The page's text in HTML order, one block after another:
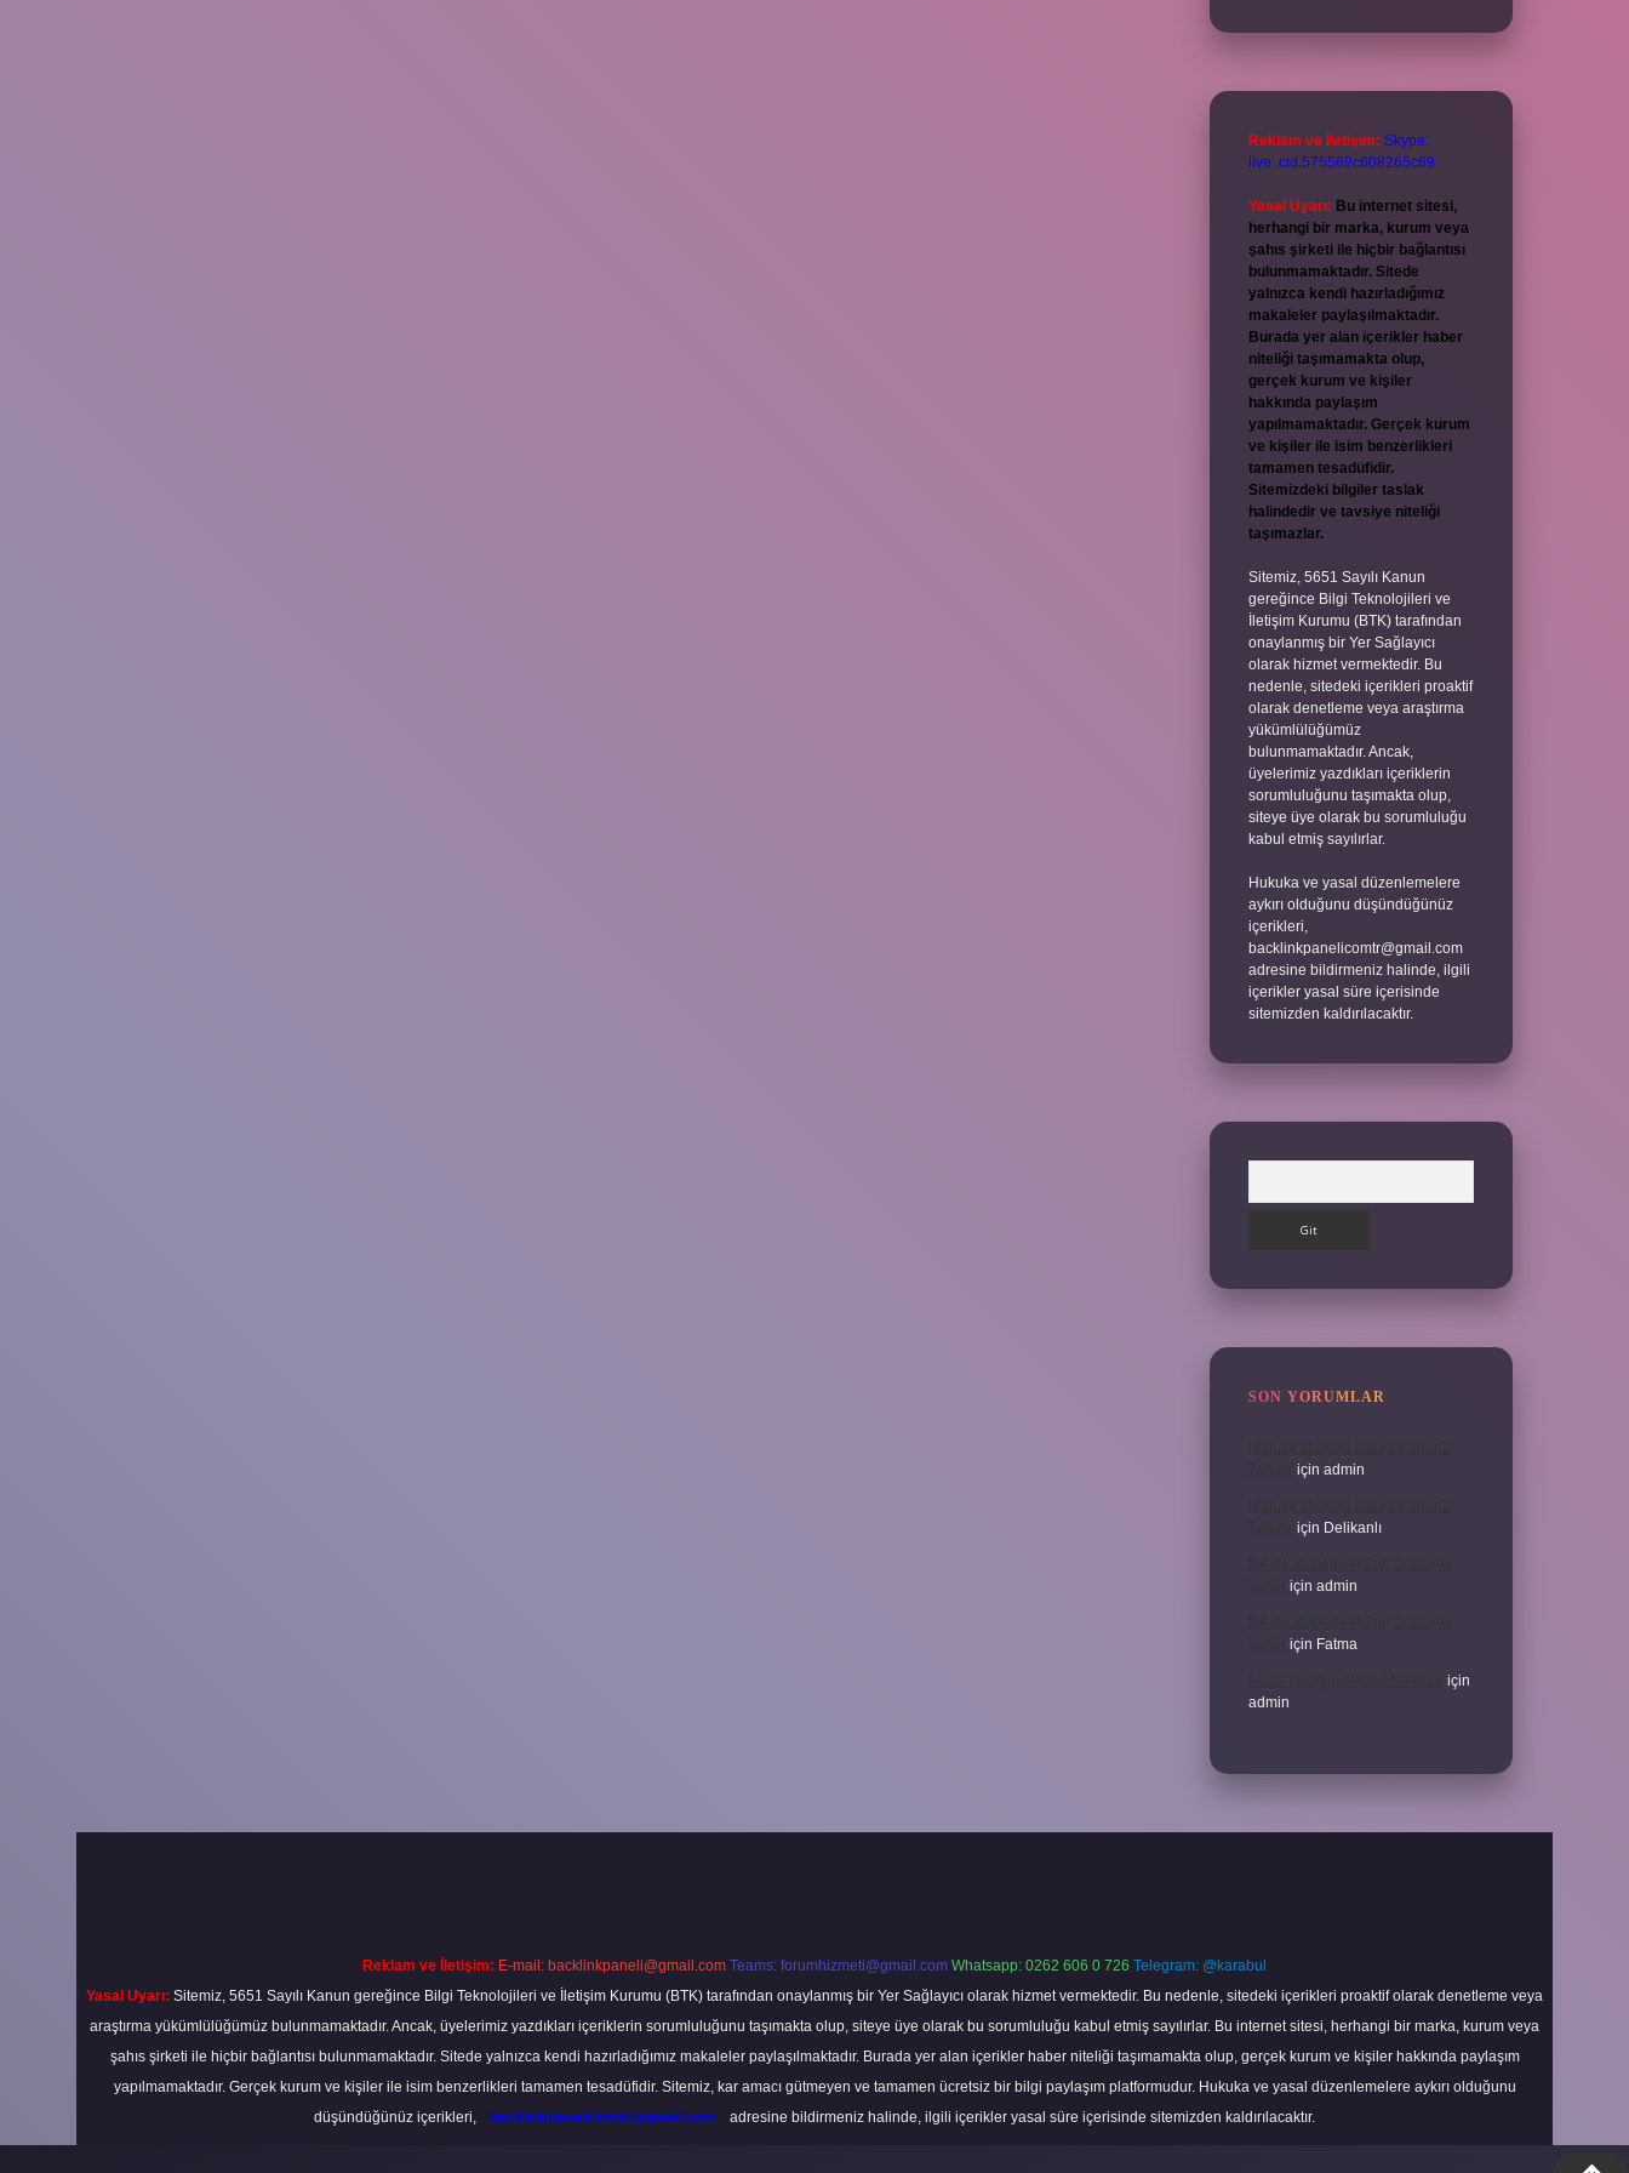
Reklam ve İletişim: Skype:
live:.cid.575569c608265c69
Yasal Uyarı: Bu internet sitesi,
herhangi bir marka, kurum veya
şahıs şirketi ile hiçbir bağlantısı
bulunmamaktadır. Sitede
yalnızca kendi hazırladığımız
makaleler paylaşılmaktadır.
Burada yer alan içerikler haber
niteliği taşımamakta olup,
gerçek kurum ve kişiler
hakkında paylaşım
yapılmamaktadır. Gerçek kurum
ve kişiler ile isim benzerlikleri
tamamen tesadüfidir.
Sitemizdeki bilgiler taslak
halindedir ve tavsiye niteliği
taşımazlar.
Sitemiz, 5651 Sayılı Kanun
gereğince Bilgi Teknolojileri ve
İletişim Kurumu (BTK) tarafından
onaylanmış bir Yer Sağlayıcı
olarak hizmet vermektedir. Bu
nedenle, sitedeki içerikleri proaktif
olarak denetleme veya araştırma
yükümlülüğümüz
bulunmamaktadır. Ancak,
üyelerimiz yazdıkları içeriklerin
sorumluluğunu taşımakta olup,
siteye üye olarak bu sorumluluğu
kabul etmiş sayılırlar.
Hukuka ve yasal düzenlemelere
aykırı olduğunu düşündüğünüz
içerikleri,
backlinkpanelicomtr@gmail.com
adresine bildirmeniz halinde, ilgili
içerikler yasal süre içerisinde
sitemizden kaldırılacaktır.
SON YORUMLAR
Tabidir
için admin
Tabidir
için Delikanlı
5 Aylık Bebeğe Hangi Sebzeler
Verilir
için admin
5 Aylık Bebeğe Hangi Sebzeler
Verilir için Fatma
Motor Gelişim Ilkeleri Nelerdir
için
admin
Reklam ve İletişim: E-mail: backlinkpaneli@gmail.com Teams: forumhizmeti@gmail.com Whatsapp: 0262 606 0 726 Telegram: @karabul
Yasal Uyarı: Sitemiz, 5651 Sayılı Kanun gereğince Bilgi Teknolojileri ve İletişim Kurumu (BTK) tarafından onaylanmış bir Yer Sağlayıcı olarak hizmet vermektedir. Bu nedenle, sitedeki içerikleri proaktif olarak denetleme veya
araştırma yükümlülüğümüz bulunmamaktadır. Ancak, üyelerimiz yazdıkları içeriklerin sorumluluğunu taşımakta olup, siteye üye olarak bu sorumluluğu kabul etmiş sayılırlar. Bu internet sitesi, herhangi bir marka, kurum veya
şahıs şirketi ile hiçbir bağlantısı bulunmamaktadır. Sitede yalnızca kendi hazırladığımız makaleler paylaşılmaktadır. Burada yer alan içerikler haber niteliği taşımamakta olup, gerçek kurum ve kişiler hakkında paylaşım
yapılmamaktadır. Gerçek kurum ve kişiler ile isim benzerlikleri tamamen tesadüfidir. Sitemiz, kar amacı gütmeyen ve tamamen ücretsiz bir bilgi paylaşım platformudur. Hukuka ve yasal düzenlemelere aykırı olduğunu
düşündüğünüz içerikleri,
backlinkpanelicomtr@gmail.com adresine bildirmeniz halinde, ilgili içerikler yasal süre içerisinde sitemizden kaldırılacaktır.